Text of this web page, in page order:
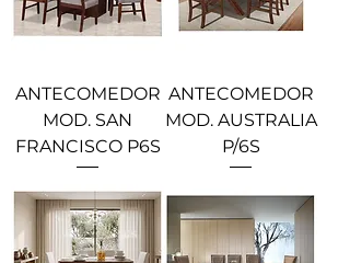
ANTECOMEDOR
MOD. SAN
FRANCISCO P6S
ANTECOMEDOR
MOD. AUSTRALIA
P/6S